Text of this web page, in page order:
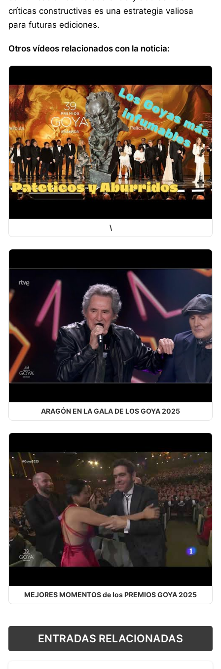
críticas constructivas es una estrategia valiosa
para futuras ediciones.
Otros vídeos relacionados con la noticia:
\
ARAGÓN EN LA GALA DE LOS GOYA 2025
MEJORES MOMENTOS de los PREMIOS GOYA 2025
ENTRADAS RELACIONADAS